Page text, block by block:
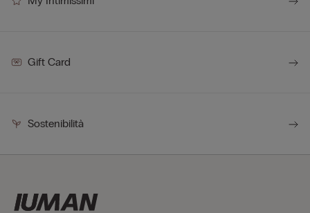
Gift Card
Sostenibilità